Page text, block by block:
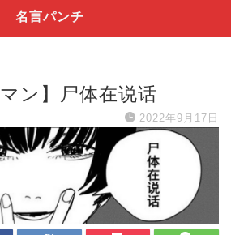
名言パンチ
ン】尸体在说话
2022年9月17日